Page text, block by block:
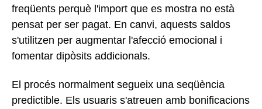
freqüents perquè l'import que es mostra no està
pensat per ser pagat. En canvi, aquests saldos
s'utilitzen per augmentar l'afecció emocional i
fomentar dipòsits addicionals.
El procés normalment segueix una seqüència
predictible. Els usuaris s'atreuen amb bonificacions